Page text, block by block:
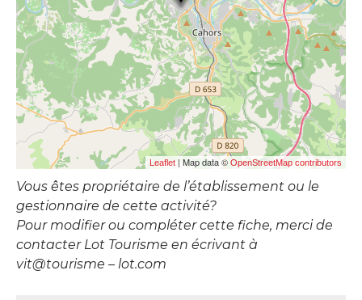
Leaflet | Map data © OpenStreetMap contributors
Vous êtes propriétaire de l’établissement ou le
gestionnaire de cette activité?
Pour modifier ou compléter cette fiche, merci de
contacter Lot Tourisme en écrivant à
vit@tourisme – lot.com